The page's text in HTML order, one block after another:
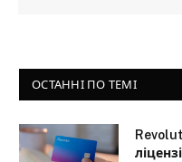
ОСТАННІ ПО ТЕМІ